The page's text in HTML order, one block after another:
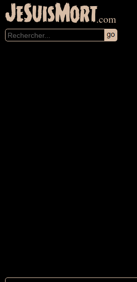
JeSuisMort.com